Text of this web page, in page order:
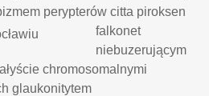
perypterówcitta piroksen
falkonet
niebuzerującym
chromosomalnymi
glaukonitytem